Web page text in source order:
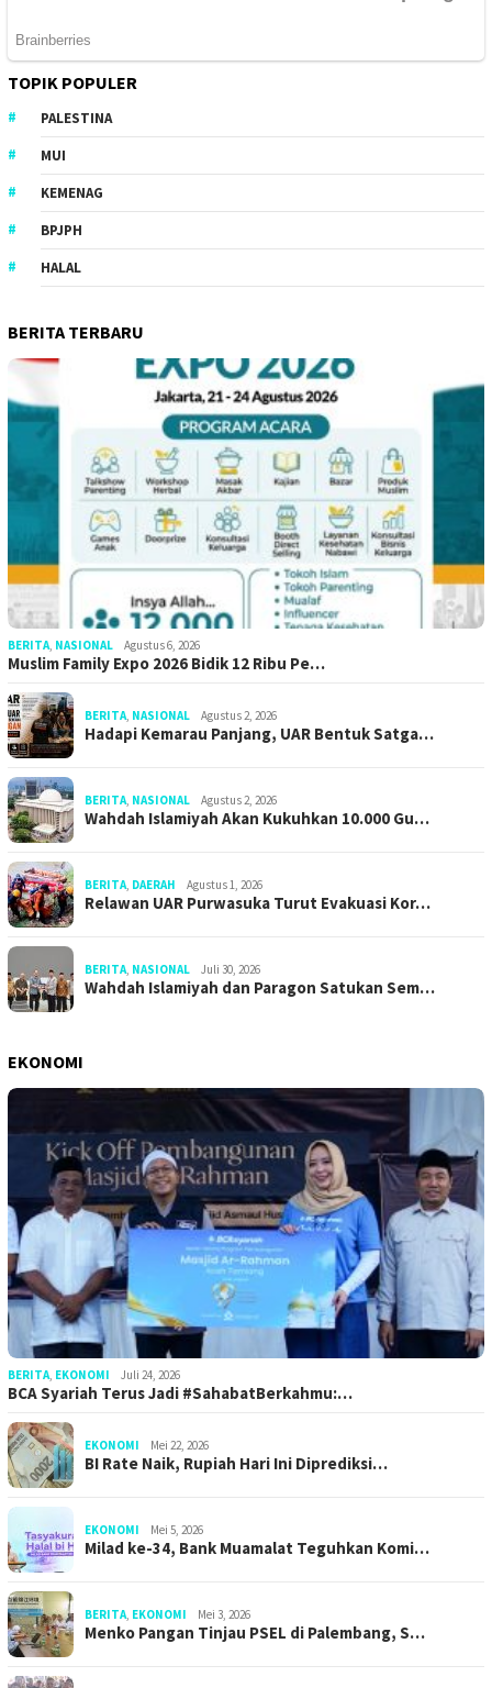
TOPIK POPULER
PALESTINA
MUI
KEMENAG
BPJPH
HALAL
BERITA TERBARU
BERITA, NASIONAL Agustus 6, 2026
Muslim Family Expo 2026 Bidik 12 Ribu Pe…
BERITA, NASIONAL Agustus 2, 2026
Hadapi Kemarau Panjang, UAR Bentuk Satga…
BERITA, NASIONAL Agustus 2, 2026
Wahdah Islamiyah Akan Kukuhkan 10.000 Gu…
BERITA, DAERAH Agustus 1, 2026
Relawan UAR Purwasuka Turut Evakuasi Kor…
BERITA, NASIONAL Juli 30, 2026
Wahdah Islamiyah dan Paragon Satukan Sem…
EKONOMI
BERITA, EKONOMI Juli 24, 2026
BCA Syariah Terus Jadi #SahabatBerkahmu:…
EKONOMI Mei 22, 2026
BI Rate Naik, Rupiah Hari Ini Diprediksi…
EKONOMI Mei 5, 2026
Milad ke-34, Bank Muamalat Teguhkan Komi…
BERITA, EKONOMI Mei 3, 2026
Menko Pangan Tinjau PSEL di Palembang, S…